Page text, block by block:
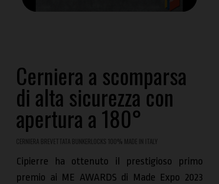
Cerniera a scomparsa
di alta sicurezza con
apertura a 180°
CERNIERA BREVETTATA BUNKERLOCKS 100% MADE IN ITALY
Cipierre ha ottenuto il prestigioso primo
premio ai ME AWARDS di Made Expo 2023